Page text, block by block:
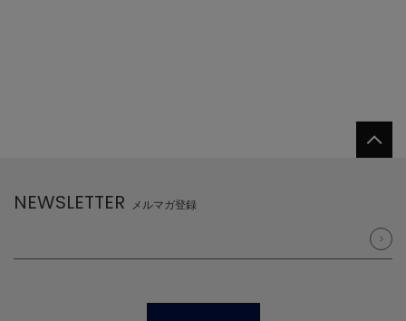
NEWSLETTER メルマガ登録